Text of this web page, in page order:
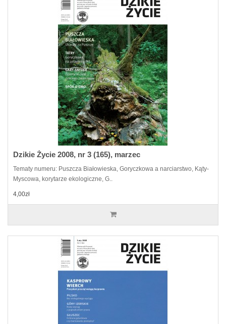
Dzikie Życie 2008, nr 3 (165), marzec
Tematy numeru: Puszcza Białowieska, Goryczkowa a narciarstwo, Kąty-
Myscowa, korytarze ekologiczne, G..
4,00zł